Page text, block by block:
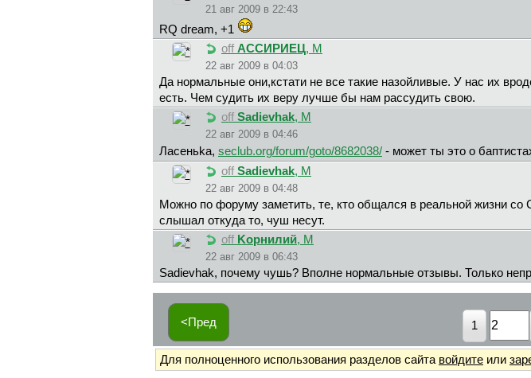
21 авг 2009 в 22:43
RQ dream, +1
off ACCИPИEЦ, М
22 авг 2009 в 04:03
Да нормальные они,кстати не все такие назойливые. У нас их
есть. Чем судить их веру лучше бы нам рассудить свою.
off Sadievhak, М
22 авг 2009 в 04:46
Лaceньka, seclub.org/forum/goto/8682038/ - может ты это о
off Sadievhak, М
22 авг 2009 в 04:48
Можно по форуму заметить, те, кто общался в реальной жизни
слышал откуда то, чуш несут.
off Kopнилий, М
22 авг 2009 в 06:43
Sadievhak, почему чушь? Вполне нормальные отзывы. Только
<Пред 1
Для полноценного использования разделов сайта войдите или